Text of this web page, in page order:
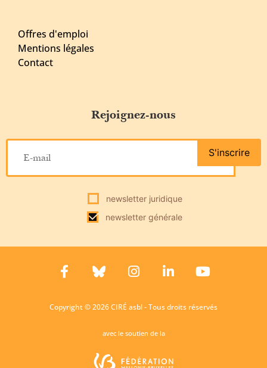
Offres d'emploi
Mentions légales
Contact
Rejoignez-nous
newsletter juridique
newsletter générale
S'inscrire
Copyright © 2026 CIRÉ asbl - Tous droits réservés
avec le soutien de la